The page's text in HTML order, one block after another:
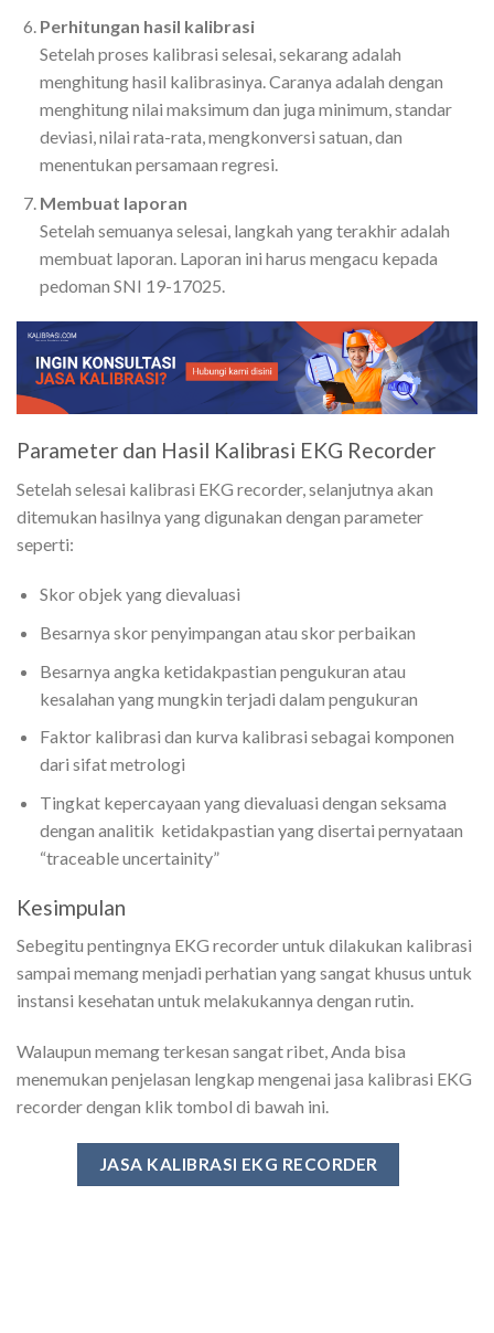
Perhitungan hasil kalibrasi
Setelah proses kalibrasi selesai, sekarang adalah
menghitung hasil kalibrasinya. Caranya adalah dengan
menghitung nilai maksimum dan juga minimum, standar
deviasi, nilai rata-rata, mengkonversi satuan, dan
menentukan persamaan regresi.
Membuat laporan
Setelah semuanya selesai, langkah yang terakhir adalah
membuat laporan. Laporan ini harus mengacu kepada
pedoman SNI 19-17025.
Parameter dan Hasil Kalibrasi EKG Recorder
Setelah selesai kalibrasi EKG recorder, selanjutnya akan
ditemukan hasilnya yang digunakan dengan parameter
seperti:
Skor objek yang dievaluasi
Besarnya skor penyimpangan atau skor perbaikan
Besarnya angka ketidakpastian pengukuran atau
kesalahan yang mungkin terjadi dalam pengukuran
Faktor kalibrasi dan kurva kalibrasi sebagai komponen
dari sifat metrologi
Tingkat kepercayaan yang dievaluasi dengan seksama
dengan analitik ketidakpastian yang disertai pernyataan
“traceable uncertainity”
Kesimpulan
Sebegitu pentingnya EKG recorder untuk dilakukan kalibrasi
sampai memang menjadi perhatian yang sangat khusus untuk
instansi kesehatan untuk melakukannya dengan rutin.
Walaupun memang terkesan sangat ribet, Anda bisa
menemukan penjelasan lengkap mengenai jasa kalibrasi EKG
recorder dengan klik tombol di bawah ini.
JASA KALIBRASI EKG RECORDER